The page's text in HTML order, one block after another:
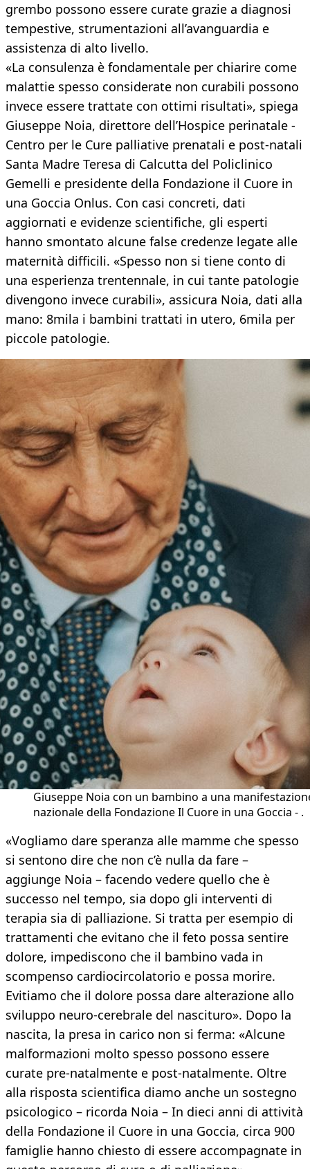
grembo possono essere curate grazie a diagnosi
tempestive, strumentazioni all’avanguardia e
assistenza di alto livello.
«La consulenza è fondamentale per chiarire come
malattie spesso considerate non curabili possono
invece essere trattate con ottimi risultati», spiega
Giuseppe Noia, direttore dell’Hospice perinatale -
Centro per le Cure palliative prenatali e post-natali
Santa Madre Teresa di Calcutta del Policlinico
Gemelli e presidente della Fondazione il Cuore in
una Goccia Onlus. Con casi concreti, dati
aggiornati e evidenze scientifiche, gli esperti
hanno smontato alcune false credenze legate alle
maternità difficili. «Spesso non si tiene conto di
una esperienza trentennale, in cui tante patologie
divengono invece curabili», assicura Noia, dati alla
mano: 8mila i bambini trattati in utero, 6mila per
piccole patologie.
Giuseppe Noia con un bambino a una
nazionale della Fondazione Il Cuore in una Goccia - .
«Vogliamo dare speranza alle mamme che spesso
si sentono dire che non c’è nulla da fare –
aggiunge Noia – facendo vedere quello che è
successo nel tempo, sia dopo gli interventi di
terapia sia di palliazione. Si tratta per esempio di
trattamenti che evitano che il feto possa sentire
dolore, impediscono che il bambino vada in
scompenso cardiocircolatorio e possa morire.
Evitiamo che il dolore possa dare alterazione allo
sviluppo neuro-cerebrale del nascituro». Dopo la
nascita, la presa in carico non si ferma: «Alcune
malformazioni molto spesso possono essere
curate pre-natalmente e post-natalmente. Oltre
alla risposta scientifica diamo anche un sostegno
psicologico – ricorda Noia – In dieci anni di attività
della Fondazione il Cuore in una Goccia, circa 900
famiglie hanno chiesto di essere accompagnate in